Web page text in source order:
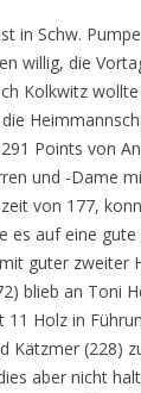
in Schw.
willig, die
Kolkwitz
Points von
und -Dame
von 177,
es auf eine
guter zweiter
blieb an Toni
11 Holz in
Kätzmer (228)
aber nicht